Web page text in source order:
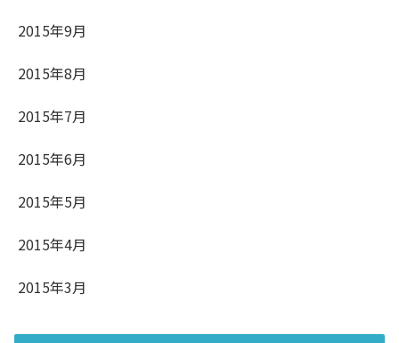
2015年9月
2015年8月
2015年7月
2015年6月
2015年5月
2015年4月
2015年3月